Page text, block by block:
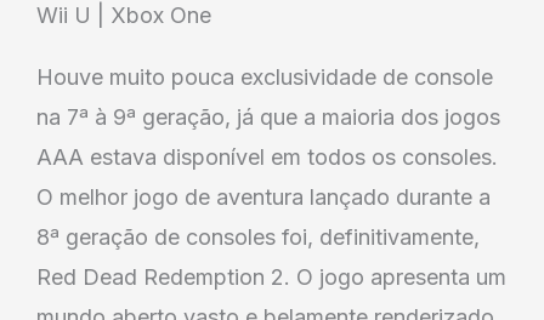
Wii U | Xbox One
Houve muito pouca exclusividade de console
na 7ª à 9ª geração, já que a maioria dos jogos
AAA estava disponível em todos os consoles.
O melhor jogo de aventura lançado durante a
8ª geração de consoles foi, definitivamente,
Red Dead Redemption 2. O jogo apresenta um